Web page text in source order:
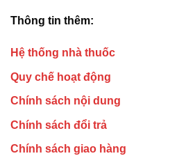
Thông tin thêm:
Hệ thống nhà thuốc
Quy chế hoạt động
Chính sách nội dung
Chính sách đổi trả
Chính sách giao hàng